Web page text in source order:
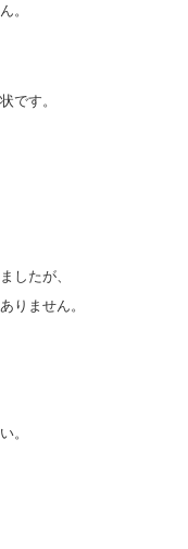
。
です。
したが、
りません。